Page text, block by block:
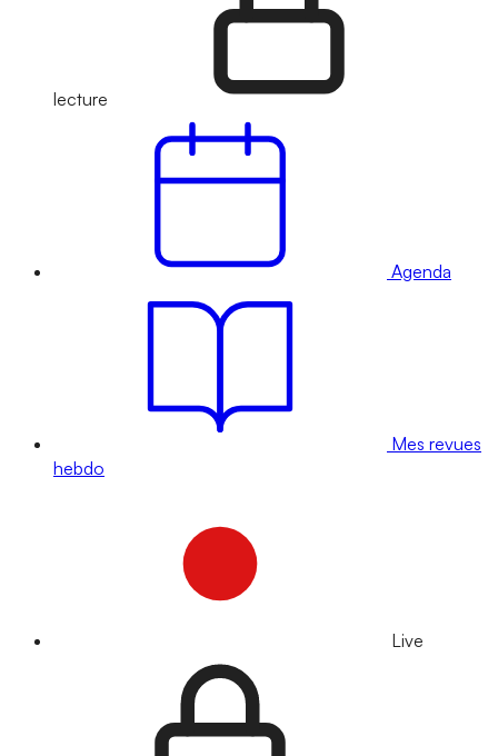
lecture
Agenda
Mes revues
hebdo
Live